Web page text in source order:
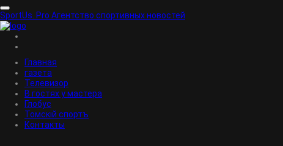
SportUs. Pro Агентство спортивных новостей
Главная
газета
Телевизор
В гостях у мастера
Глобус
Томскiй спортъ
Контакты